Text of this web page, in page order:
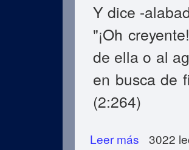
Y dice -
"¡Oh
de ella o al
en busca de
(2:264)
Leer más sobre EL
3022